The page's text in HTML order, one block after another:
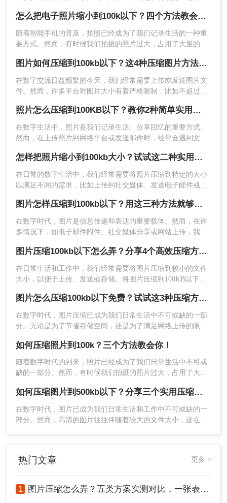
5、压缩完成点击下载即可。
方法三：使用第三方压缩软件
第三方压缩软件（如金舟压缩宝、图片压缩器等）
也是将图片压缩到100KB以下的好帮手。这些软件
通常集成了多种压缩算法和格式支持，能够更高效
地处理图片压缩任务。下面以转转大师pdf转换器操
作为例。
操作如下：
1、如果想要批量快速压缩图片，那么下载客户端就
很方便了，在本文上方点击下载即可。
2、打开转转大师，选择文件压缩-图片压缩。
输出目录，最后点击开始转换即可。
要。那么如何压缩图片到100k以下呢？本文将详细介绍几种将
图片压缩到100KB以下的有效方法。
怎么把电子照片缩小到100k以下？四个方法教会你！
随着智能手机的普及，拍照已经成为了我们记录生活的一种重
要方式。然而，有时候我们拍摄的照片过大，占用了大量的存
进行压缩。怎么把电子照片缩小到100k以下呢？下面将介绍几
种常用的方法。
图片如何压缩到100kb以下？这4种压缩图片方法很实用！
在数字交流日益频繁的今天，我们经常需要上传或发送图片文
件。然而，许多平台对图片大小有着严格限制，比如不超过
求，同时尽可能保持图片的质量，我们可以采用以下四种方法
来压缩图片。
照片怎么压缩到100KB以下？教你2种简单实用的压缩方法
在数字生活中，照片是我们记录生活、分享回忆的重要方式。
然而，在上传照片到网络平台或发送邮件时，经常会遇到文件
这无疑增加了操作的难度。那么照片怎么压缩到100KB以下
呢？本文将为您介绍几种实用的方法，帮助您轻松将照片压缩
至100KB以下。
怎样把照片缩小到100kb大小？试试这二种实用方法！
在日常的数字生活中，我们经常需要将照片压缩到特定的大小
以满足不同的需求，比如上传到社交媒体、发送电子邮件或节
方法来实现。那么怎样把照片缩小到100kb大小呢？以下是二种
实用的方法来帮助你将照片缩小到这一要求的大小。
图片怎样压缩到100kb以下？用这三种方法就够了！
在数字时代，图片是信息传递和表达的重要载体。然而，在许
多情况下，如电子邮件附件、社交媒体分享或网站上传，我们
输。特别是当需要将图片压缩到100KB以下时，掌握一些有效
的压缩技巧变得尤为重要。那么图片怎样压缩到100kb以下呢？
以下将详细介绍几种方法，帮助您轻松实现这一目标。
图片压缩100kb以下怎么弄？分享4个高效压缩方法！
在日常生活和工作中，我们经常需要将图片压缩到较小的文件
大小，以便于上传、发送或存储。将图片压缩到100KB以下是
细介绍几种实现这一目标的方法。
图片怎么压缩100kb以下免费？试试这3种压缩方法！
在数字时代，图片压缩已成为我们日常生活中不可或缺的一部
分。无论是为了节省存储空间，还是为了满足网络上传的限
压缩100kb以下免费呢？本文将介绍三种免费的图片压缩方法，
帮助您轻松实现图片压缩。
如何压缩照片到100k？三个方法教会你！
随着数字时代的到来，照片已经成为了我们日常生活中不可或
缺的一部分。然而，有时候我们拍摄的照片过大，占用了大量
照片进行压缩。那么如何将照片压缩到100k呢？下面将介绍几
种常用的方法。
如何压缩图片到500kb以下？分享三个实用压缩工具！
在数字时代，图片已成为我们日常生活和工作中不可或缺的一
部分。然而，高清的图片往往伴随着较大的文件大小，这在上
热门文章 更多 >
1 图片压缩怎么弄？五类方案实测对比，一张表看懂怎么选！